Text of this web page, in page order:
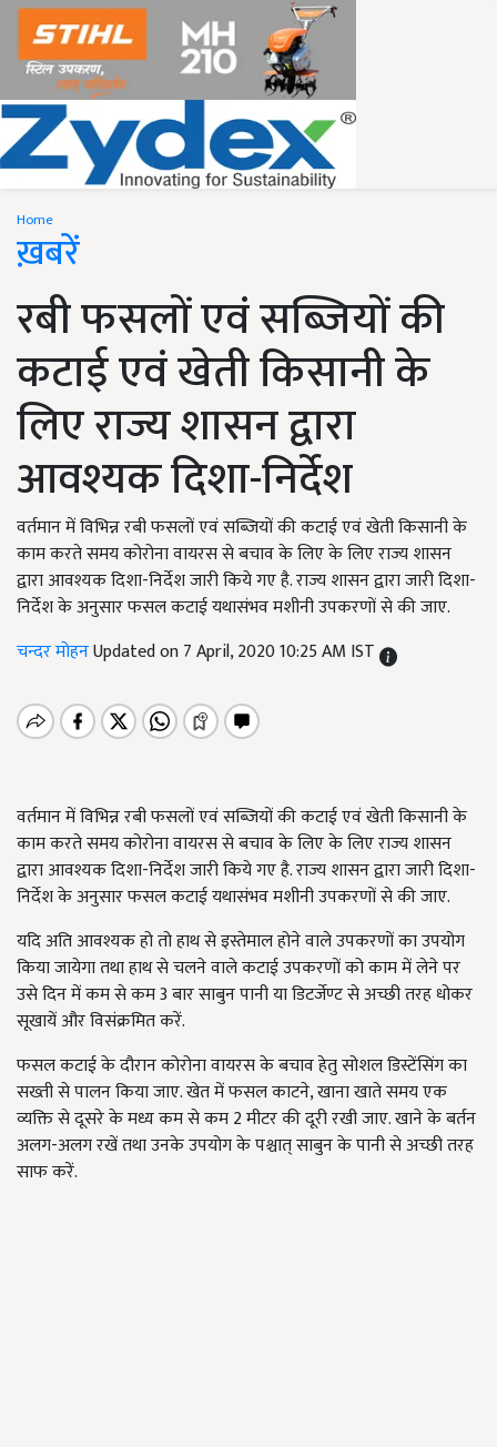
Home
ख़बरें
रबी फसलों एवं सब्जियों की
कटाई एवं खेती किसानी के
लिए राज्य शासन द्वारा
आवश्यक दिशा-निर्देश
वर्तमान में विभिन्न रबी फसलों एवं सब्जियों की कटाई एवं खेती किसानी के
काम करते समय कोरोना वायरस से बचाव के लिए के लिए राज्य शासन
द्वारा आवश्यक दिशा-निर्देश जारी किये गए है. राज्य शासन द्वारा जारी दिशा-
निर्देश के अनुसार फसल कटाई यथासंभव मशीनी उपकरणों से की जाए.
चन्दर मोहनUpdated on 7 April, 2020 10:25 AM IST
वर्तमान में विभिन्न रबी फसलों एवं सब्जियों की कटाई एवं खेती किसानी के
काम करते समय कोरोना वायरस से बचाव के लिए के लिए राज्य शासन
द्वारा आवश्यक दिशा-निर्देश जारी किये गए है. राज्य शासन द्वारा जारी दिशा-
निर्देश के अनुसार फसल कटाई यथासंभव मशीनी उपकरणों से की जाए.
यदि अति आवश्यक हो तो हाथ से इस्तेमाल होने वाले उपकरणों का उपयोग
किया जायेगा तथा हाथ से चलने वाले कटाई उपकरणों को काम में लेने पर
उसे दिन में कम से कम 3 बार साबुन पानी या डिटर्जेण्ट से अच्छी तरह धोकर
सूखायें और विसंक्रमित करें.
फसल कटाई के दौरान कोरोना वायरस के बचाव हेतु सोशल डिस्टेंसिंग का
सख्ती से पालन किया जाए. खेत में फसल काटने, खाना खाते समय एक
व्यक्ति से दूसरे के मध्य कम से कम 2 मीटर की दूरी रखी जाए. खाने के बर्तन
अलग-अलग रखें तथा उनके उपयोग के पश्चात् साबुन के पानी से अच्छी तरह
साफ करें.